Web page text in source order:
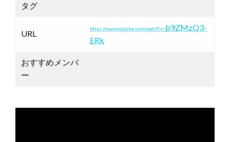
タグ
URL https://www.youtube.com/watch?v=b9ZMzQ3-
ERk
おすすめメンバ
ー